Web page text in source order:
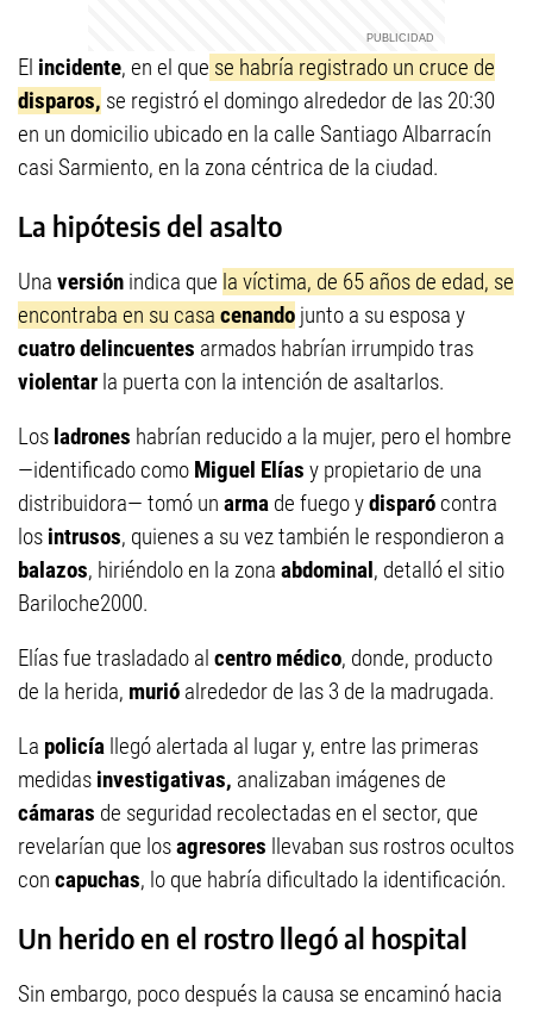
El incidente, en el que se habría registrado un cruce de
disparos, se registró el domingo alrededor de las 20:30
en un domicilio ubicado en la calle Santiago Albarracín
casi Sarmiento, en la zona céntrica de la ciudad.
La hipótesis del asalto
Una versión indica que la víctima, de 65 años de edad, se
encontraba en su casa cenando junto a su esposa y
cuatro delincuentes armados habrían irrumpido tras
violentar la puerta con la intención de asaltarlos.
Los ladrones habrían reducido a la mujer, pero el hombre
—identificado como Miguel Elías y propietario de una
distribuidora— tomó un arma de fuego ydisparó contra
los intrusos, quienes a su vez también le respondieron a
balazos, hiriéndolo en la zona abdominal, detalló el sitio
Bariloche2000.
Elías fue trasladado al centro médico, donde, producto
de la herida, murió alrededor de las 3 de la madrugada.
La policía llegó alertada al lugar y, entre las primeras
medidas investigativas, analizaban imágenes de
cámaras de seguridad recolectadas en el sector, que
revelarían que losagresores llevaban sus rostros ocultos
con capuchas, lo que habría dificultado la identificación.
Un herido en el rostro llegó al hospital
Sin embargo, poco después la causa se encaminó hacia